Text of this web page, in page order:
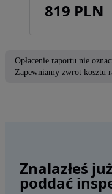
819 PLN
Opłacenie raportu nie
Zapewniamy zwrot kosztu
Znalazłeś
poddać